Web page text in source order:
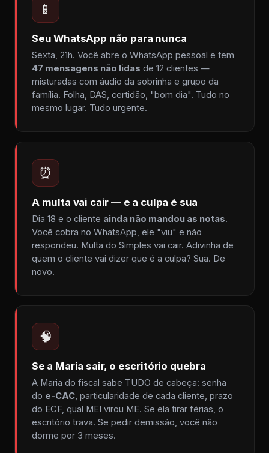
📱
Seu WhatsApp não para nunca
Sexta, 21h. Você abre o WhatsApp pessoal e tem
47 mensagens não lidas de 12 clientes —
misturadas com áudio da sobrinha e grupo da
família. Folha, DAS, certidão, "bom dia". Tudo no
mesmo lugar. Tudo urgente.
⏰
A multa vai cair — e a culpa é sua
Dia 18 e o cliente ainda não mandou as notas.
Você cobra no WhatsApp, ele "viu" e não
respondeu. Multa do Simples vai cair. Adivinha de
quem o cliente vai dizer que é a culpa? Sua. De
novo.
🧠
Se a Maria sair, o escritório quebra
A Maria do fiscal sabe TUDO de cabeça: senha
do e-CAC, particularidade de cada cliente, prazo
do ECF, qual MEI virou ME. Se ela tirar férias, o
escritório trava. Se pedir demissão, você não
dorme por 3 meses.